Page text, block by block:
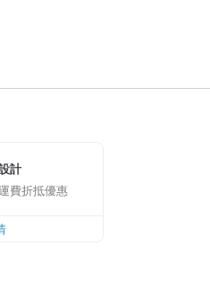
計
費折抵優惠